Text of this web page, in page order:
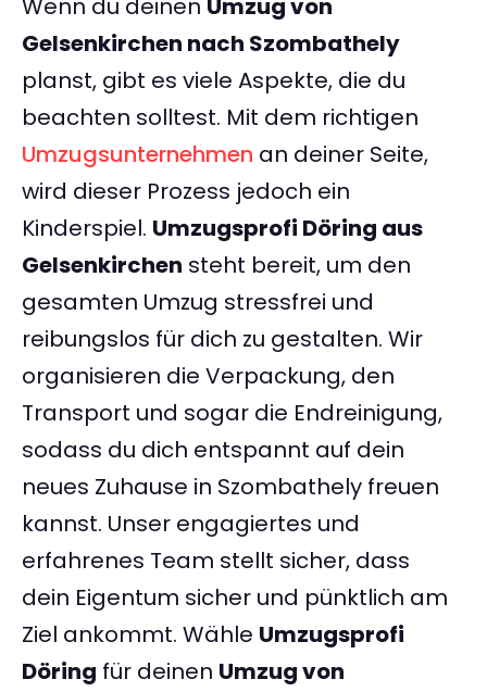
Wenn du deinen Umzug von
Gelsenkirchen nach Szombathely
planst, gibt es viele Aspekte, die du
beachten solltest. Mit dem richtigen
Umzugsunternehmen an deiner Seite,
wird dieser Prozess jedoch ein
Kinderspiel. Umzugsprofi Döring aus
Gelsenkirchen steht bereit, um den
gesamten Umzug stressfrei und
reibungslos für dich zu gestalten. Wir
organisieren die Verpackung, den
Transport und sogar die Endreinigung,
sodass du dich entspannt auf dein
neues Zuhause in Szombathely freuen
kannst. Unser engagiertes und
erfahrenes Team stellt sicher, dass
dein Eigentum sicher und pünktlich am
Ziel ankommt. Wähle Umzugsprofi
Döring für deinen Umzug von